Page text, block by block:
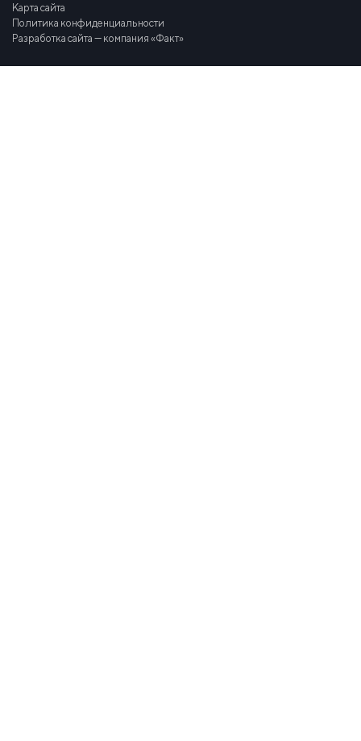
Карта сайта
Политика конфиденциальности
Разработка сайта — компания «Факт»